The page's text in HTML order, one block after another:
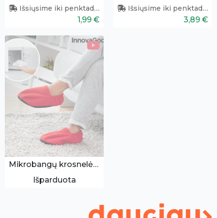
Išsiųsime iki penktadienio
1,99 €
Išsiųsime iki penktadienio
3,89 €
Mikrobangų krosnelėse šildomos šlepetės
Išparduota